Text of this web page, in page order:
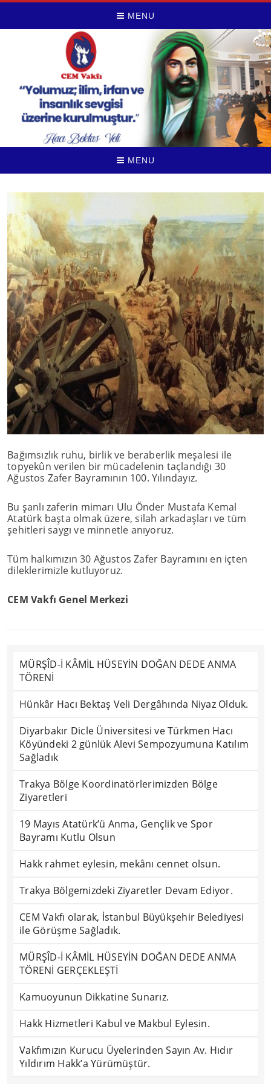
MENU
MENU
Bağımsızlık ruhu, birlik ve beraberlik meşalesi ile
topyekûn verilen bir mücadelenin taçlandığı 30
Ağustos Zafer Bayramının 100. Yılındayız.
Bu şanlı zaferin mimarı Ulu Önder Mustafa Kemal
Atatürk başta olmak üzere, silah arkadaşları ve tüm
şehitleri saygı ve minnetle anıyoruz.
Tüm halkımızın 30 Ağustos Zafer Bayramını en içten
dileklerimizle kutluyoruz.
CEM Vakfı Genel Merkezi
MÜRŞÎD-İ KÂMİL HÜSEYİN DOĞAN DEDE ANMA
TÖRENİ
Hünkâr Hacı Bektaş Veli Dergâhında Niyaz Olduk.
Diyarbakır Dicle Üniversitesi ve Türkmen Hacı
Köyündeki 2 günlük Alevi Sempozyumuna Katılım
Sağladık
Trakya Bölge Koordinatörlerimizden Bölge
Ziyaretleri
19 Mayıs Atatürk’ü Anma, Gençlik ve Spor
Bayramı Kutlu Olsun
Hakk rahmet eylesin, mekânı cennet olsun.
Trakya Bölgemizdeki Ziyaretler Devam Ediyor.
CEM Vakfı olarak, İstanbul Büyükşehir Belediyesi
ile Görüşme Sağladık.
MÜRŞÎD-İ KÂMİL HÜSEYİN DOĞAN DEDE ANMA
TÖRENİ GERÇEKLEŞTİ
Kamuoyunun Dikkatine Sunarız.
Hakk Hizmetleri Kabul ve Makbul Eylesin.
Vakfımızın Kurucu Üyelerinden Sayın Av. Hıdır
Yıldırım Hakk’a Yürümüştür.